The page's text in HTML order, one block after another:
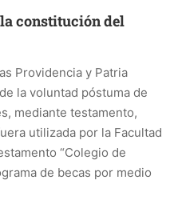
constitución del
Providencia y Patria
la voluntad póstuma de
mediante testamento,
utilizada por la Facultad
“Colegio de
de becas por medio